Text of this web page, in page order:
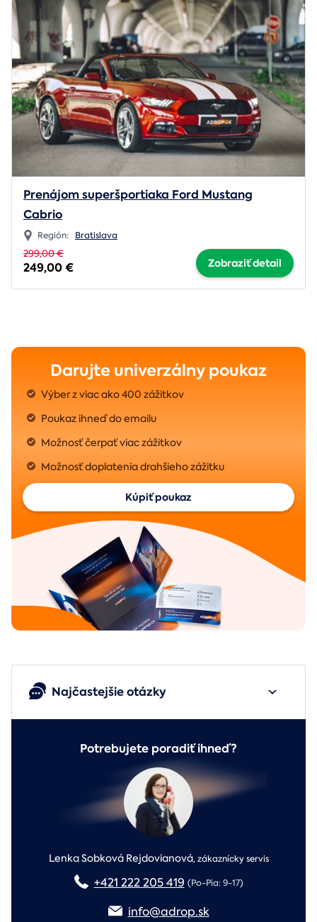
Prenájom superšportiaka Ford Mustang
Cabrio
Región: Bratislava
299,00 €
249,00 € Zobraziť detail
Darujte univerzálny poukaz
Výber z viac ako 400 zážitkov
Poukaz ihneď do emailu
Možnosť čerpať viac zážitkov
Možnosť doplatenia drahšieho zážitku
Kúpiť poukaz
Najčastejšie otázky
Potrebujete poradiť ihneď?
Lenka Sobková Rejdovianová,zákaznícky servis
+421 222 205 419 (Po-Pia: 9-17)
info@adrop.sk